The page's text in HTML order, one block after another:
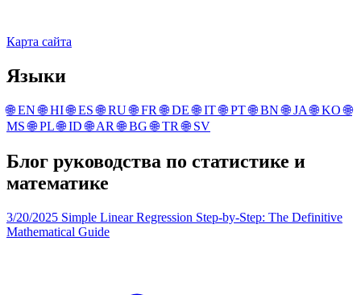
Карта сайта
Языки
🌐EN🌐HI🌐ES🌐RU🌐FR🌐DE🌐IT🌐PT🌐BN🌐JA🌐KO🌐
MS🌐PL🌐ID🌐AR🌐BG🌐TR🌐SV
Блог руководства по статистике и
математике
3/20/2025 Simple Linear Regression Step-by-Step: The Definitive
Mathematical Guide